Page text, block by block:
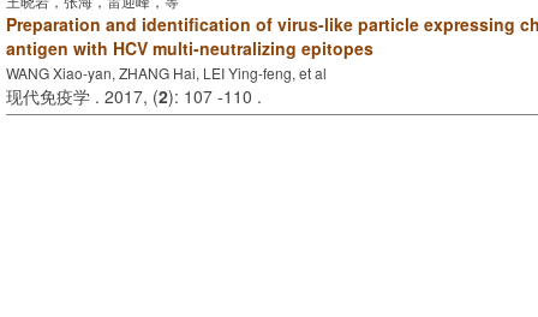
Preparation and identification of virus-like particle expressing
antigen with HCV multi-neutralizing epitopes
WANG Xiao-yan, ZHANG Hai, LEI Ying-feng, et al
现代免疫学 . 2017, (2): 107 -110 .